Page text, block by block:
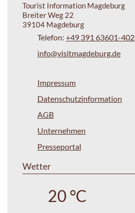
Tourist Information Magdeburg
Breiter Weg 22
39104 Magdeburg
Telefon: +49 391 63601-402
info@visitmagdeburg.de
Impressum
Datenschutzinformation
AGB
Unternehmen
Presseportal
Wetter
20 °C